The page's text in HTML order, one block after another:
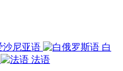
沙尼亚语
白
法语